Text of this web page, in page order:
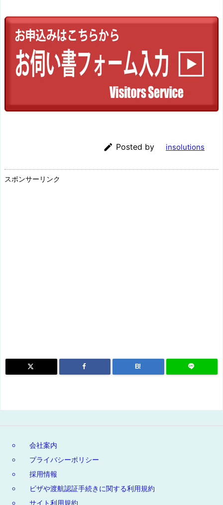
 Posted by insolutions
スポンサーリンク
B!
会社案内
プライバシーポリシー
採用情報
ビザや渡航認証手続きに関する利用規約
サイト利用規約